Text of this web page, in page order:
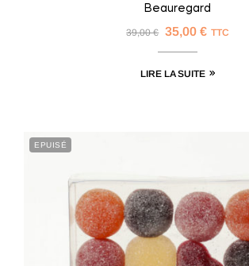
Beauregard
39,00€ 35,00 € TTC
LIRE LA SUITE
EPUISÉ